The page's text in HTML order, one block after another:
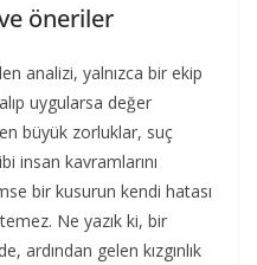
öneriler
analizi, yalnızca bir ekip
uygularsa değer
büyük zorluklar, suç
insan kavramlarını
bir kusurun kendi hatası
Ne yazık ki, bir
ardından gelen kızgınlık